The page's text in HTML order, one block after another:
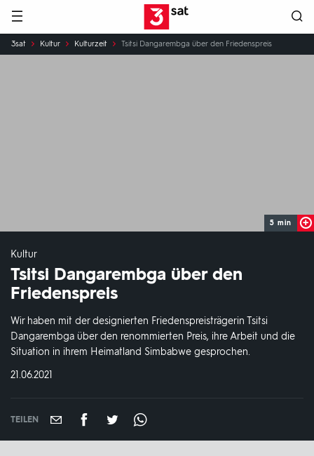
Hauptnavigation 3SAT
Sie
sind
3sat Kultur Kulturzeit Tsitsi Dangarembga über den Friedenspreis
5 min
Kultur
Tsitsi Dangarembga über den
Friedenspreis
Wir haben mit der designierten Friedenspreisträgerin Tsitsi
Dangarembga über den renommierten Preis, ihre Arbeit und die
Situation in ihrem Heimatland Simbabwe gesprochen.
DATUM:
21.06.2021
TEILEN